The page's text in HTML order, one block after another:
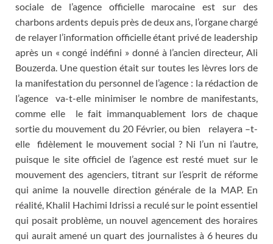
sociale de l’agence officielle marocaine est sur des
charbons ardents depuis près de deux ans, l’organe chargé
de relayer l’information officielle étant privé de leadership
après un « congé indéfini » donné à l’ancien directeur, Ali
Bouzerda. Une question était sur toutes les lèvres lors de
la manifestation du personnel de l’agence : la rédaction de
l’agence va-t-elle minimiser le nombre de manifestants,
comme elle le fait immanquablement lors de chaque
sortie du mouvement du 20 Février, ou bien relayera –t-
elle fidèlement le mouvement social ? Ni l’un ni l’autre,
puisque le site officiel de l’agence est resté muet sur le
mouvement des agenciers, titrant sur l’esprit de réforme
qui anime la nouvelle direction générale de la MAP. En
réalité, Khalil Hachimi Idrissi a reculé sur le point essentiel
qui posait problème, un nouvel agencement des horaires
qui aurait amené un quart des journalistes à 6 heures du